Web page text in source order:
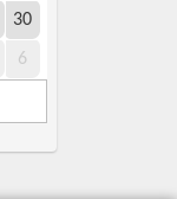
30
6